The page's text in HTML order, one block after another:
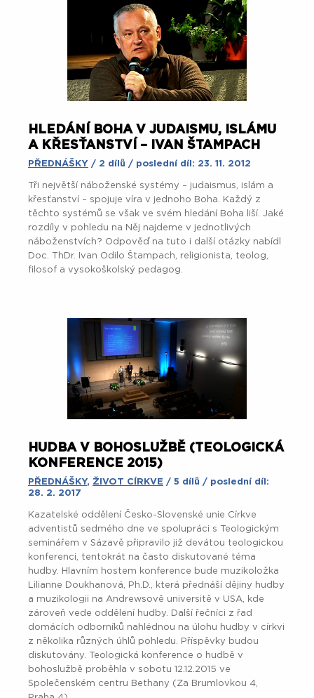
HLEDÁNÍ BOHA V JUDAISMU, ISLÁMU
A KŘESŤANSTVÍ – IVAN ŠTAMPACH
PŘEDNÁŠKY / 2 dílů / poslední díl: 23. 11. 2012
Tři největší náboženské systémy – judaismus, islám a
křesťanství – spojuje víra v jednoho Boha. Každý z
těchto systémů se však ve svém hledání Boha liší. Jaké
rozdíly v pohledu na Něj najdeme v jednotlivých
náboženstvích? Odpověď na tuto i další otázky nabídl
Doc. ThDr. Ivan Odilo Štampach, religionista, teolog,
filosof a vysokoškolský pedagog.
HUDBA V BOHOSLUŽBĚ (TEOLOGICKÁ
KONFERENCE 2015)
PŘEDNÁŠKY, ŽIVOT CÍRKVE / 5 dílů / poslední díl:
28. 2. 2017
Kazatelské oddělení Česko-Slovenské unie Církve
adventistů sedmého dne ve spolupráci s Teologickým
seminářem v Sázavě připravilo již devátou teologickou
konferenci, tentokrát na často diskutované téma
hudby. Hlavním hostem konference bude muzikoložka
Lilianne Doukhanová, Ph.D., která přednáší dějiny hudby
a muzikologii na Andrewsově universitě v USA, kde
zároveň vede oddělení hudby. Další řečníci z řad
domácích odborníků nahlédnou na úlohu hudby v církvi
z několika různých úhlů pohledu. Příspěvky budou
diskutovány. Teologická konference o hudbě v
bohoslužbě proběhla v sobotu 12.12.2015 ve
Společenském centru Bethany (Za Brumlovkou 4,